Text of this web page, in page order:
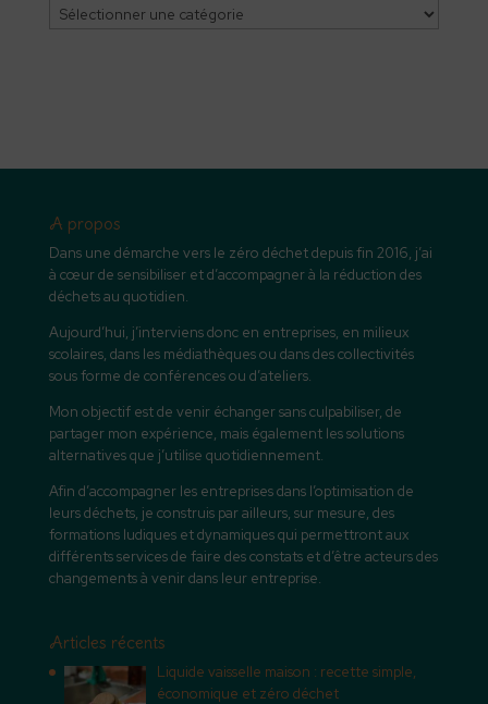
Catégories
A propos
Dans une démarche vers le zéro déchet depuis fin 2016, j’ai
à cœur de sensibiliser et d’accompagner à la réduction des
déchets au quotidien.
Aujourd’hui, j’interviens donc en entreprises, en milieux
scolaires, dans les médiathèques ou dans des collectivités
sous forme de conférences ou d’ateliers.
Mon objectif est de venir échanger sans culpabiliser, de
partager mon expérience, mais également les solutions
alternatives que j’utilise quotidiennement.
Afin d’accompagner les entreprises dans l’optimisation de
leurs déchets, je construis par ailleurs, sur mesure, des
formations ludiques et dynamiques qui permettront aux
différents services de faire des constats et d’être acteurs des
changements à venir dans leur entreprise.
Articles récents
Liquide vaisselle maison : recette simple,
économique et zéro déchet